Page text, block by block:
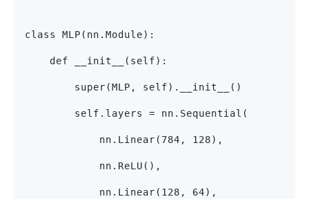
class MLP(nn.Module):
    def __init__(self):
        super(MLP, self).__init__()
        self.layers = nn.Sequential(
            nn.Linear(784, 128),
            nn.ReLU(),
            nn.Linear(128, 64),